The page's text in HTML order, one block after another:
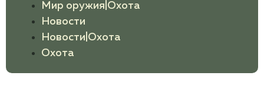
Мир оружия|Охота
Новости
Новости|Охота
Охота